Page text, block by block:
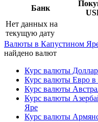
Банк
Нет данных на
текущую дату
Валюты в Капустином
найдено валют
Курс валюты
Курс валюты Евро
Курс валюты
Курс валюты
Яре
Курс валюты